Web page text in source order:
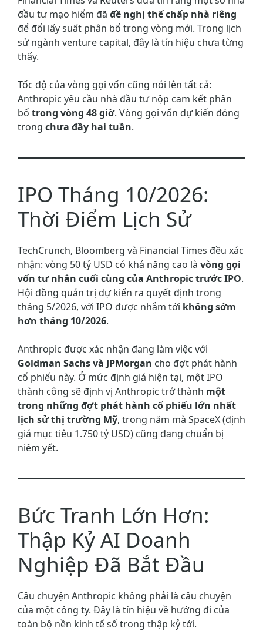
đầu tư mạo hiểm đã đề nghị thế chấp nhà riêng
để đổi lấy suất phân bổ trong vòng mới. Trong lịch
sử ngành venture capital, đây là tín hiệu chưa từng
thấy.
Tốc độ của vòng gọi vốn cũng nói lên tất cả:
Anthropic yêu cầu nhà đầu tư nộp cam kết phân
bổ trong vòng 48 giờ. Vòng gọi vốn dự kiến đóng
trong chưa đầy hai tuần.
IPO Tháng 10/2026:
Thời Điểm Lịch Sử
TechCrunch, Bloomberg và Financial Times đều xác
nhận: vòng 50 tỷ USD có khả năng cao là vòng gọi
vốn tư nhân cuối cùng của Anthropic trước IPO.
Hội đồng quản trị dự kiến ra quyết định trong
tháng 5/2026, với IPO được nhắm tới không sớm
hơn tháng 10/2026.
Anthropic được xác nhận đang làm việc với
Goldman Sachs và JPMorgan cho đợt phát hành
cổ phiếu này. Ở mức định giá hiện tại, một IPO
thành công sẽ định vị Anthropic trở thành một
trong những đợt phát hành cổ phiếu lớn nhất
lịch sử thị trường Mỹ, trong năm mà SpaceX (định
giá mục tiêu 1.750 tỷ USD) cũng đang chuẩn bị
niêm yết.
Bức Tranh Lớn Hơn:
Thập Kỷ AI Doanh
Nghiệp Đã Bắt Đầu
Câu chuyện Anthropic không phải là câu chuyện
của một công ty. Đây là tín hiệu về hướng đi của
toàn bộ nền kinh tế số trong thập kỷ tới.